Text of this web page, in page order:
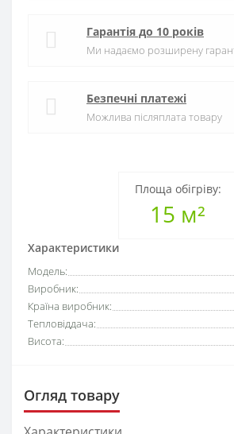
Площа обігріву:
15 м²
Характеристики
Модель:
Виробник:
Країна виробник:
Тепловіддача:
Висота:
Гарантія до 10 років
Ми надаємо розширену
Безпечні платежі
Можлива післяплата товару
Огляд товару